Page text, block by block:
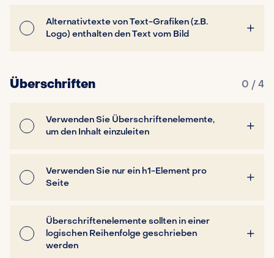
Alternativtexte von Text-Grafiken (z.B.
Logo) enthalten den Text vom Bild
Überschriften 0 / 4
Verwenden Sie Überschriftenelemente,
um den Inhalt einzuleiten
Verwenden Sie nur ein h1-Element pro
Seite
Überschriftenelemente sollten in einer
logischen Reihenfolge geschrieben
werden